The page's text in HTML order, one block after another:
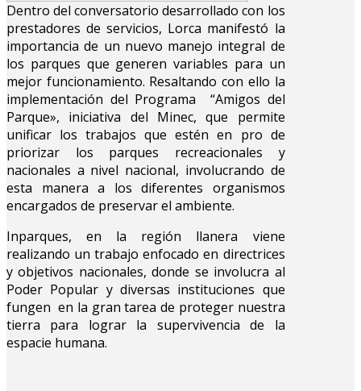
Dentro del conversatorio desarrollado con los
prestadores de servicios, Lorca manifestó la
importancia de un nuevo manejo integral de
los parques que generen variables para un
mejor funcionamiento. Resaltando con ello la
implementación del Programa “Amigos del
Parque», iniciativa del Minec, que permite
unificar los trabajos que estén en pro de
priorizar los parques recreacionales y
nacionales a nivel nacional, involucrando de
esta manera a los diferentes organismos
encargados de preservar el ambiente.
Inparques, en la región llanera viene
realizando un trabajo enfocado en directrices
y objetivos nacionales, donde se involucra al
Poder Popular y diversas instituciones que
fungen en la gran tarea de proteger nuestra
tierra para lograr la supervivencia de la
espacie humana.